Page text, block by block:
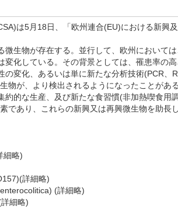
は5月18日、「欧州連合(EU)における新興
生物が存在する。並行して、欧州において
変化している。その背景としては、罹患率の
の変化、あるいは単に新たな分析技術(PCR、
物が、より検出されるようになったことがある
的な生産、及び新たな食習慣(非加熱喫食用
であり、これらの新興又は再興微生物を助長し
細略)
詳細略)
(詳細略)
細略)